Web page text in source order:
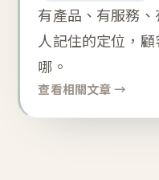
有產品、有服務
人記住的定位，
哪。
查看相關文章 →